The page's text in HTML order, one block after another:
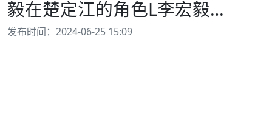
毅在楚定江的角色L李宏毅…
发布时间：2024-06-25 15:09